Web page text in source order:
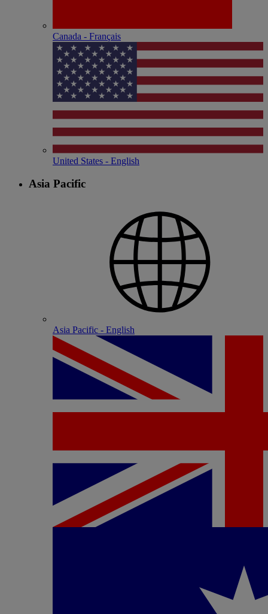
Canada - Français
United States - English
Asia Pacific
Asia Pacific - English